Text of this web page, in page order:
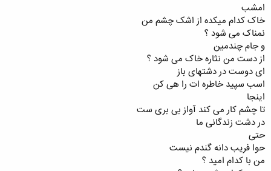
امشب
خاک کدام میکده از اشک چشم من
نمناک می شود ؟
و جام چندمین
از دست من نثاره خاک می شود ؟
ای دوست در دشتهای باز
اسب سپید خاطره ات را هی کن
اینجا
تا چشم کار می کند آواز بی بری ست
در دشت زندگانی ما
حتی
حوا فریب دانه گندم نیست
من با کدام امید ؟